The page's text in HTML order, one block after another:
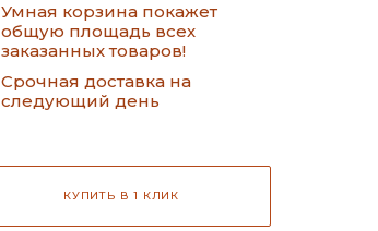
Умная корзина покажет
общую площадь всех
заказанных товаров!
Срочная доставка на
следующий день
КУПИТЬ В 1 КЛИК